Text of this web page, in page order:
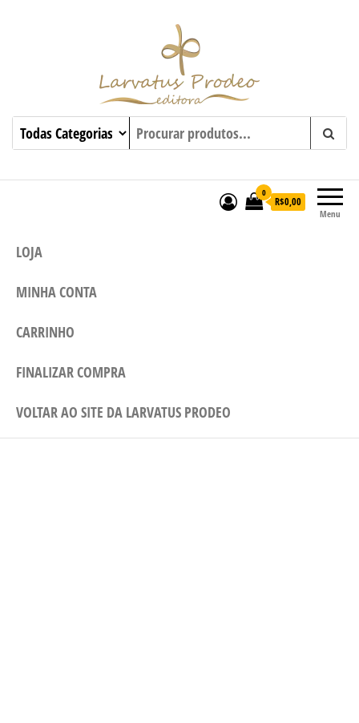
Menu
0
R$0,00
LOJA
MINHA CONTA
CARRINHO
FINALIZAR COMPRA
VOLTAR AO SITE DA LARVATUS PRODEO